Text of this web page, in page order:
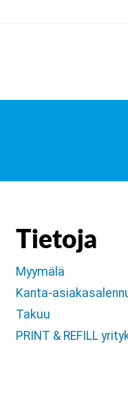
Tietoja
Myymälä
Kanta-
Takuu
PRINT & REFILL